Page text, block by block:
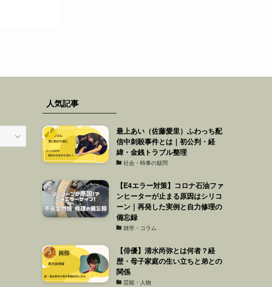
人気記事
最上あい（佐藤愛里）ふわっち配
信中刺殺事件とは｜初公判・経
緯・金銭トラブル整理
社会・時事の疑問
【E4エラー対策】コロナ石油ファ
ンヒーターが止まる原因はシリコ
ーン｜再発した実例と自力修理の
備忘録
雑学・コラム
【俳優】清水尚弥とは何者？経
歴・母子家庭の生い立ちと弟との
関係
芸能・人物